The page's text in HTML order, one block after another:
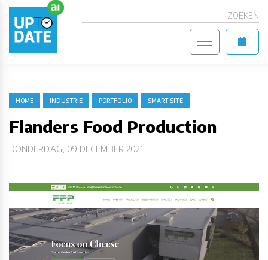
ZOEKEN
HOME INDUSTRIE PORTFOLIO SMART-SITE
Flanders Food Production
DONDERDAG, 09 DECEMBER 2021